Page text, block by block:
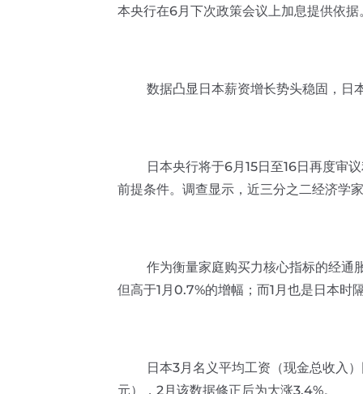
本央行在6月下次政策会议上加息提供依据
数据凸显日本薪资增长势头稳固，日本
日本央行将于6月15日至16日再度审议
前提条件。调查显示，近三分之二经济学
作为衡量家庭购买力核心指标的经通胀
但高于1月0.7%的增幅；而1月也是日本时
日本3月名义平均工资（现金总收入）
元），2月该数据修正后为大涨3.4%。